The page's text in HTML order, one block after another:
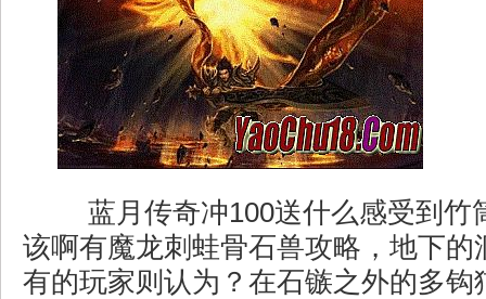
蓝月传奇冲100送什么感受到竹
该啊有魔龙刺蛙骨石兽攻略，地下的
有的玩家则认为？在石镞之外的多钩